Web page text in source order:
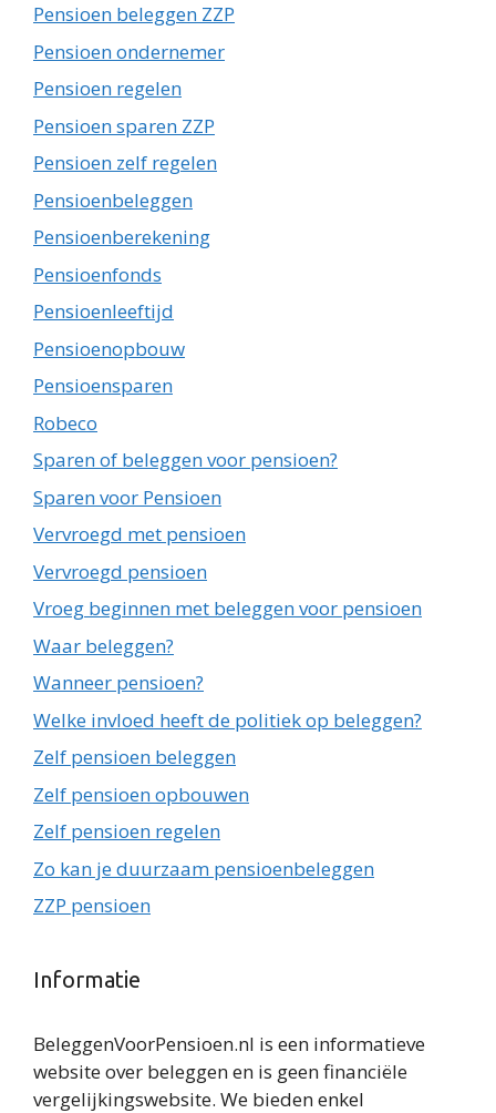
Pensioen beleggen ZZP
Pensioen ondernemer
Pensioen regelen
Pensioen sparen ZZP
Pensioen zelf regelen
Pensioenbeleggen
Pensioenberekening
Pensioenfonds
Pensioenleeftijd
Pensioenopbouw
Pensioensparen
Robeco
Sparen of beleggen voor pensioen?
Sparen voor Pensioen
Vervroegd met pensioen
Vervroegd pensioen
Vroeg beginnen met beleggen voor pensioen
Waar beleggen?
Wanneer pensioen?
Welke invloed heeft de politiek op beleggen?
Zelf pensioen beleggen
Zelf pensioen opbouwen
Zelf pensioen regelen
Zo kan je duurzaam pensioenbeleggen
ZZP pensioen
Informatie
BeleggenVoorPensioen.nl is een informatieve
website over beleggen en is geen financiële
vergelijkingswebsite. We bieden enkel